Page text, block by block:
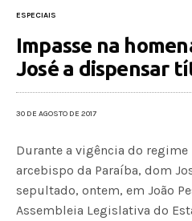
ESPECIAIS
Impasse na
José a dispensar
30 DE AGOSTO DE 2017
Durante a vigência do
arcebispo da Paraíba, dom
sepultado, ontem, em João
Assembleia Legislativa do